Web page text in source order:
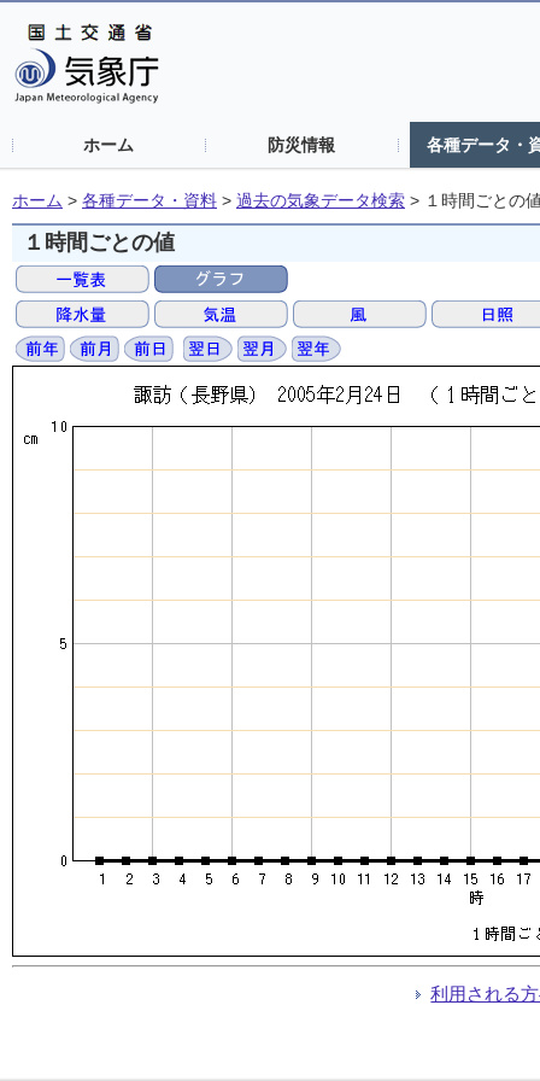
ホーム 防災情報 各種データ・
ホーム > 各種データ・資料 > 過去の気象データ検索 > １時間ごとの
１時間ごとの値
利用される